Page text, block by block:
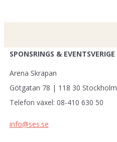
SPONSRINGS & EVENTSVERIGE
Arena Skrapan
Götgatan 78 | 118 30 Stockholm
Telefon växel: 08-410 630 50
info@ses.se